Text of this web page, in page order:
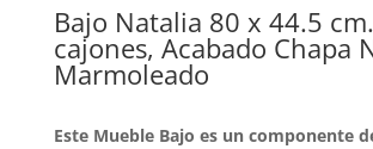
Bajo Natalia 80 x 44.5
cajones, Acabado Chapa
Marmoleado
Este Mueble Bajo es un componente